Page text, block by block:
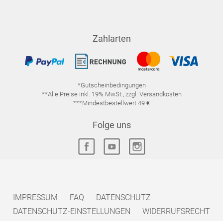
Zahlarten
*Gutscheinbedingungen
**Alle Preise inkl. 19% MwSt., zzgl. Versandkosten
***Mindestbestellwert 49 €
Folge uns
IMPRESSUM FAQ
DATENSCHUTZ
DATENSCHUTZ-EINSTELLUNGEN
WIDERRUFSRECHT